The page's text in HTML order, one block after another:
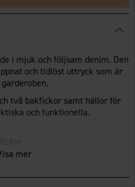
i mjuk och följsam denim. Den
och tidlöst uttryck som är
två bakfickor samt hällor för
och funktionella.
mer